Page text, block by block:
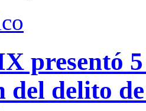
presentó
del delito